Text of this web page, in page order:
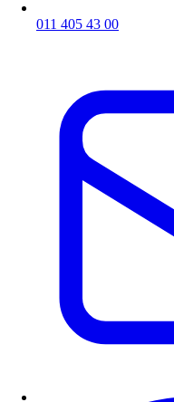
011 405 43 00